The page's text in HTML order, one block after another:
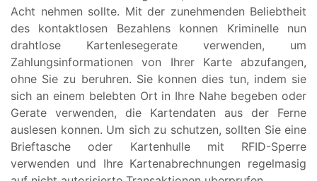
Acht nehmen sollte. Mit der zunehmenden Beliebtheit
des kontaktlosen Bezahlens konnen Kriminelle nun
drahtlose Kartenlesegerate verwenden, um
Zahlungsinformationen von Ihrer Karte abzufangen,
ohne Sie zu beruhren. Sie konnen dies tun, indem sie
sich an einem belebten Ort in Ihre Nahe begeben oder
Gerate verwenden, die Kartendaten aus der Ferne
auslesen konnen. Um sich zu schutzen, sollten Sie eine
Brieftasche oder Kartenhulle mit RFID-Sperre
verwenden und Ihre Kartenabrechnungen regelmasig